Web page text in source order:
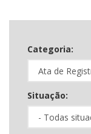
Categoria:
Situação: